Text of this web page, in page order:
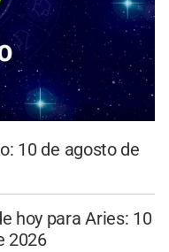
10 de agosto de
hoy para Aries: 10
2026